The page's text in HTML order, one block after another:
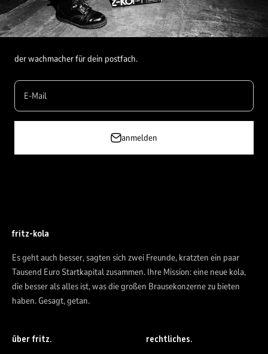
der wachmacher für dein postfach.
E-Mail
anmelden
fritz-kola
Es geht auch besser, sagten sich zwei Freunde, kratzten ein paar
Tausend Euro Startkapital zusammen. Ihre Mission: eine neue kola,
die besser als alles ist, was die großen Brausekonzerne zu bieten
haben. Gesagt, getan.
über fritz.
rechtliches.